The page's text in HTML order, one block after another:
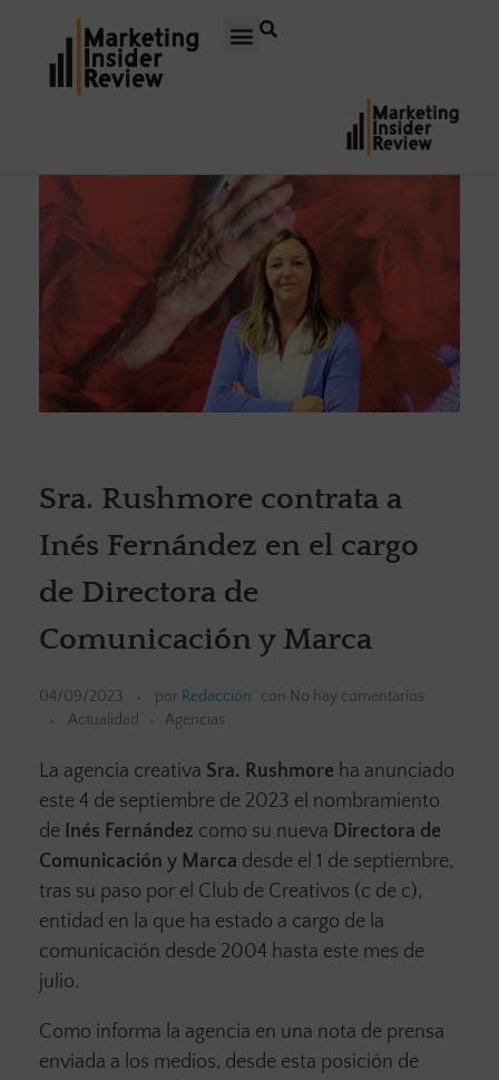
Sra. Rushmore contrata a
Inés Fernández en el cargo
de Directora de
Comunicación y Marca
04/09/2023 por Redacción con No hay comentarios
Actualidad
Agencias
La agencia creativa Sra. Rushmore ha anunciado
este 4 de septiembre de 2023 el nombramiento
de Inés Fernández como su nueva Directora de
Comunicación y Marca desde el 1 de septiembre,
tras su paso por el Club de Creativos (c de c),
entidad en la que ha estado a cargo de la
comunicación desde 2004 hasta este mes de
julio.
Como informa la agencia en una nota de prensa
enviada a los medios, desde esta posición de